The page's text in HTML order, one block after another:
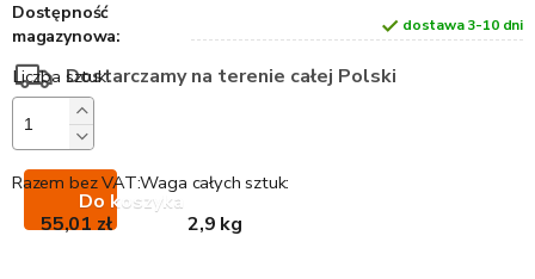
Dostępność
magazynowa:
dostawa 3-10 dni
Dostarczamy na terenie całej Polski
Do koszyka
Waga całych sztuk:
2,9 kg
Razem bez VAT:
55,01 zł